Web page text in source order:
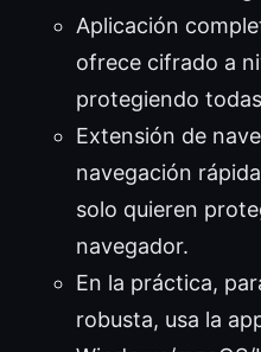
Aplicación
ofrece cifrado a
protegiendo
Extensión de
navegación
solo quieren
navegador.
En la práctica,
robusta, usa la